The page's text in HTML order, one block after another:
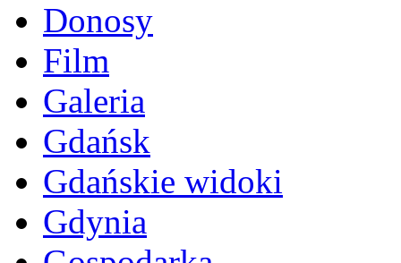
Donosy
Film
Galeria
Gdańsk
Gdańskie widoki
Gdynia